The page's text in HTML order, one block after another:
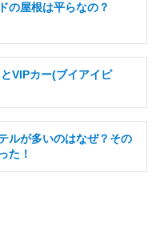
の屋根は平らなの？
VIPカー(ブイアイピ
ルが多いのはなぜ？その
た！